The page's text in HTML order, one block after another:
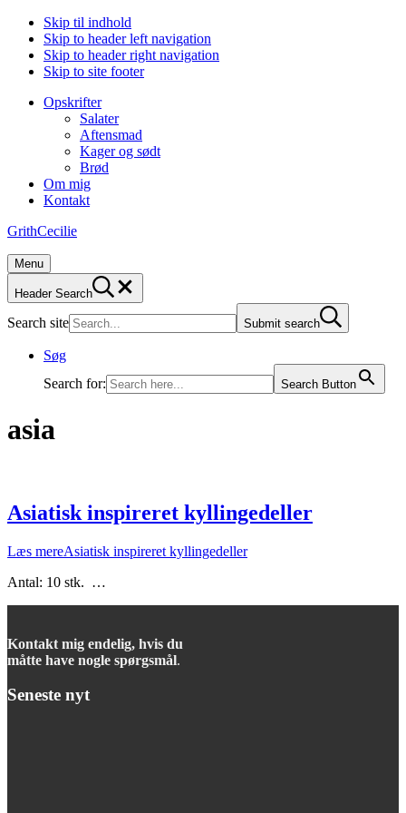
Skip til indhold
Skip to header left navigation
Skip to header right navigation
Skip to site footer
Opskrifter
Salater
Aftensmad
Kager og sødt
Brød
Om mig
Kontakt
GrithCecilie
Menu
Header Search
Search site Submit search
Søg
Search for:
Search Button
asia
Asiatisk inspireret kyllingedeller
Læs mereAsiatisk inspireret kyllingedeller
Antal: 10 stk. …
Kontakt mig endelig, hvis du
måtte have nogle spørgsmål.
Seneste nyt